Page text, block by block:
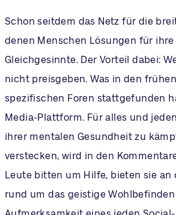
Schon seitdem das Netz für die
denen Menschen Lösungen für
Gleichgesinnte. Der Vorteil dabei:
nicht preisgeben. Was in den
spezifischen Foren stattgefunden
Media-Plattform. Für alles und
ihrer mentalen Gesundheit zu
verstecken, wird in den
Leute bitten um Hilfe, bieten sie an
rund um das geistige